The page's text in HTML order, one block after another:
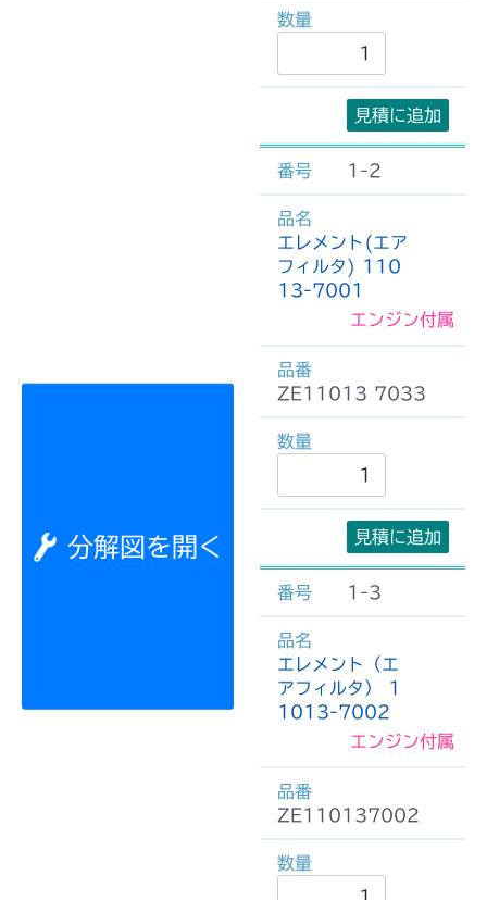
分解図を開く
見積に追加
1-2
エレメント(エア
フィルタ) 110
13-7001
エンジン付属
ZE11013 7033
見積に追加
1-3
エレメント（エ
アフィルタ） 1
1013-7002
エンジン付属
ZE110137002